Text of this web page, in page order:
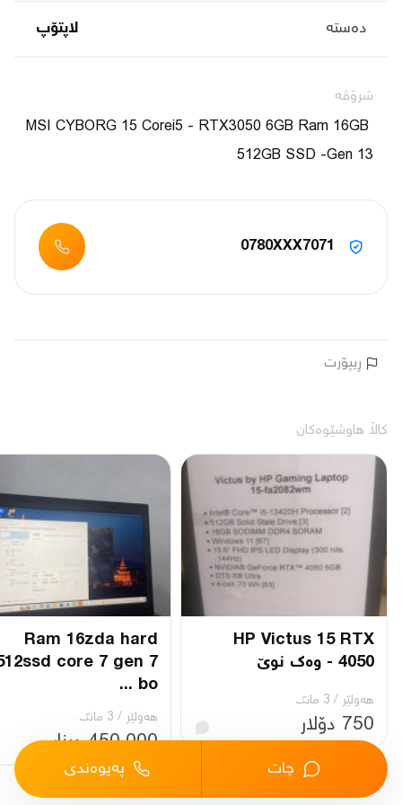
دەستە لاپتۆپ
شرۆڤە
MSI CYBORG 15 Corei5 - RTX3050 6GB Ram 16GB
512GB SSD -Gen 13
0780XXX7071
ڕیپۆرت
کاڵا هاوشێوەکان
HP Victus 15 RTX
4050 - وەک نوێ
هەولێر / 3 مانگ
750 دۆلار
Ram 16zda hard
core 7 gen 7
bo ...
هەولێر / 3 مانگ
450,000 دینار
چات پەیوەندی